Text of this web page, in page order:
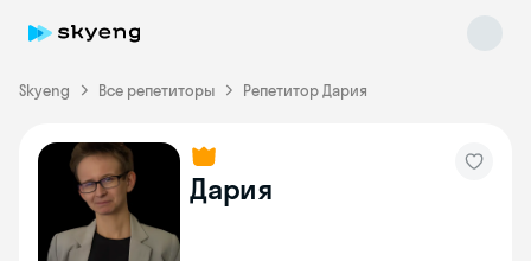
Skyeng Все репетиторы Репетитор Дария
Дария
Skyeng Chat
online